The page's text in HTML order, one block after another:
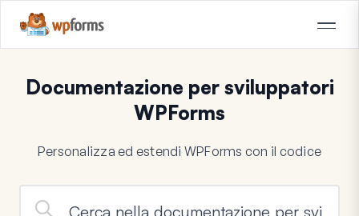
Documentazione per sviluppatori
WPForms
Personalizza ed estendi WPForms con il codice